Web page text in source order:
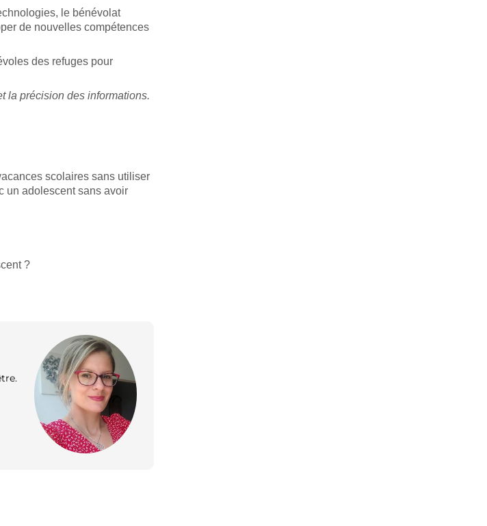
le bénévolat
de nouvelles compétences
des refuges pour
la précision des informations.
scolaires sans utiliser
un adolescent sans avoir
?